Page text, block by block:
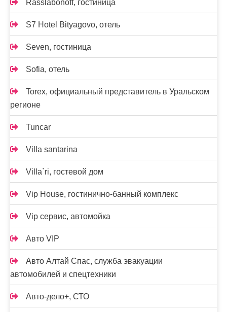
Rasslabonoff, гостиница
S7 Hotel Bityagovo, отель
Seven, гостиница
Sofia, отель
Torex, официальный представитель в Уральском
регионе
Tuncar
Villa santarina
Villa`ri, гостевой дом
Vip House, гостинично-банный комплекс
Vip сервис, автомойка
Авто VIP
Авто Алтай Спас, служба эвакуации
автомобилей и спецтехники
Авто-дело+, СТО